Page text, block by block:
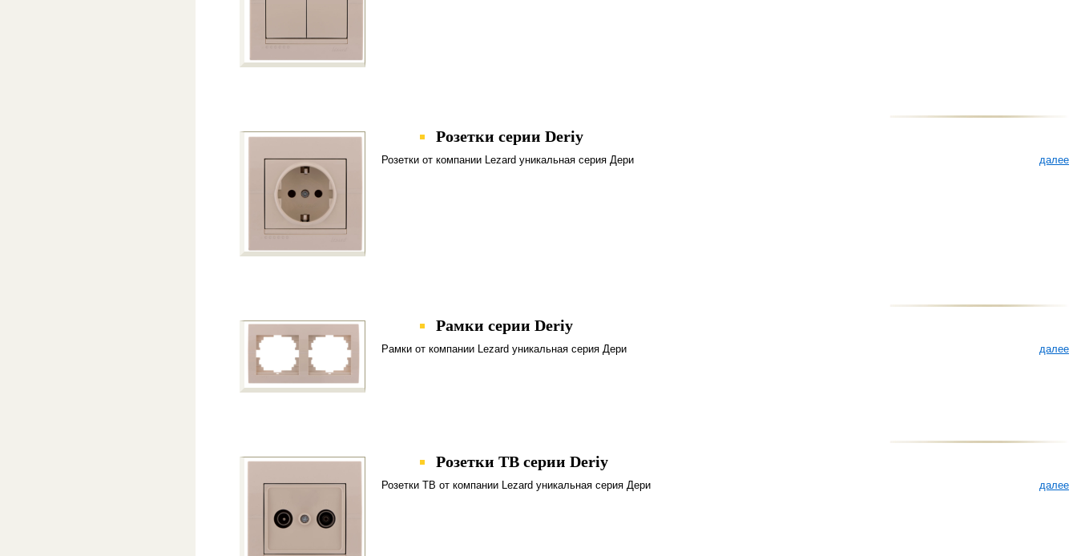
Розетки серии Deriy
Розетки от компании Lezard уникальная серия Дери далее
Рамки серии Deriy
Рамки от компании Lezard уникальная серия Дери далее
Розетки ТВ серии Deriy
Розетки ТВ от компании Lezard уникальная серия Дери далее